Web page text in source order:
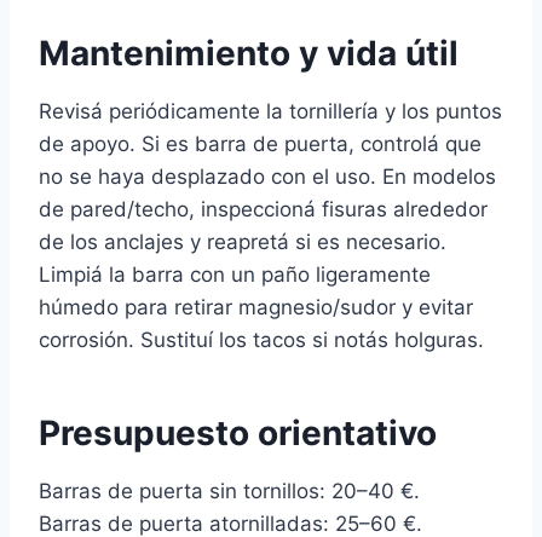
Mantenimiento y vida útil
Revisá periódicamente la tornillería y los puntos
de apoyo. Si es barra de puerta, controlá que
no se haya desplazado con el uso. En modelos
de pared/techo, inspeccioná fisuras alrededor
de los anclajes y reapretá si es necesario.
Limpiá la barra con un paño ligeramente
húmedo para retirar magnesio/sudor y evitar
corrosión. Sustituí los tacos si notás holguras.
Presupuesto orientativo
Barras de puerta sin tornillos: 20–40 €.
Barras de puerta atornilladas: 25–60 €.